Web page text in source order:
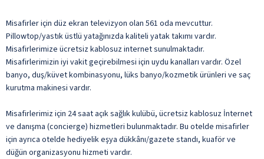
Misafirler için düz ekran televizyon olan 561 oda mevcuttur.
Pillowtop/yastık üstlü yatağınızda kaliteli yatak takımı vardır.
Misafirlerimize ücretsiz kablosuz internet sunulmaktadır.
Misafirlerimizin iyi vakit geçirebilmesi için uydu kanalları vardır. Özel
banyo, duş/küvet kombinasyonu, lüks banyo/kozmetik ürünleri ve saç
kurutma makinesi vardır.
Misafirlerimiz için 24 saat açık sağlık kulübü, ücretsiz kablosuz İnternet
ve danışma (concierge) hizmetleri bulunmaktadır. Bu otelde misafirler
için ayrıca otelde hediyelik eşya dükkânı/gazete standı, kuaför ve
düğün organizasyonu hizmeti vardır.